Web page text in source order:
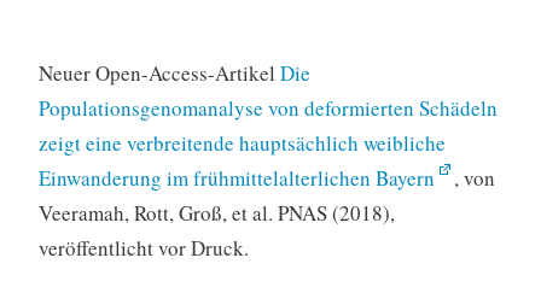
Neuer Open-Access-Artikel Die
Populationsgenomanalyse von deformierten Schädeln
zeigt eine verbreitende hauptsächlich weibliche
Einwanderung im frühmittelalterlichen Bayern
, von
Veeramah, Rott, Groß, et al. PNAS (2018),
veröffentlicht vor Druck.